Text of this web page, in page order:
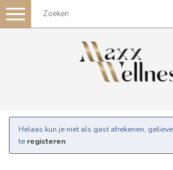
Toggle
navigation
Helaas kun je niet als gast afrekenen,
te registeren.